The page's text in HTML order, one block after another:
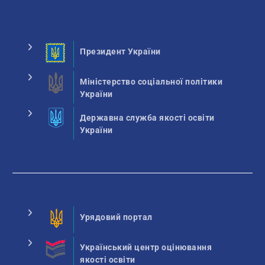
Президент України
Міністерство соціальної політики
України
Державна служба якості освіти
України
Урядовий портал
Український центр оцінювання
якості освіти